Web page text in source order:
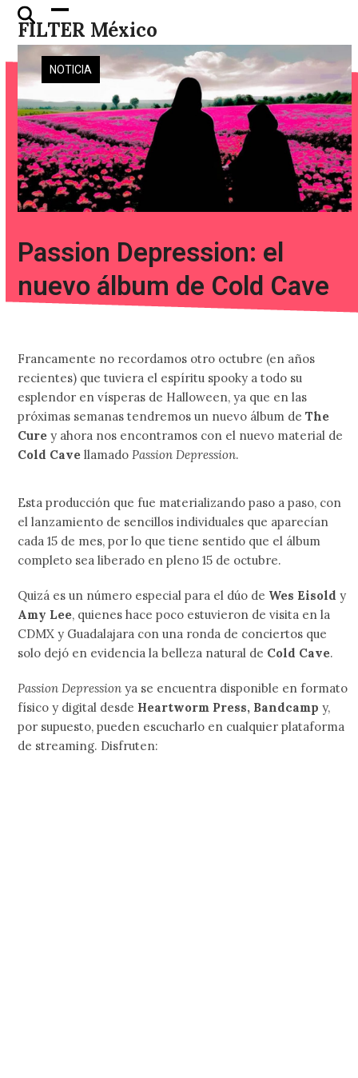
Skip
content
FILTER México
Open
mobile
menu
Close
mobile
menu
NOTICIA
Passion Depression: el
nuevo álbum de Cold Cave
Francamente no recordamos otro octubre (en años
recientes) que tuviera el espíritu spooky a todo su
esplendor en vísperas de Halloween, ya que en las
próximas semanas tendremos un nuevo álbum deThe
Cure y ahora nos encontramos con el nuevo material de
Cold Cave llamadoPassion Depression.
Esta producción que fue materializando paso a paso, con
el lanzamiento de sencillos individuales que aparecían
cada 15 de mes, por lo que tiene sentido que el álbum
completo sea liberado en pleno 15 de octubre.
Quizá es un número especial para el dúo de Wes Eisoldy
Amy Lee, quienes hace poco estuvieron de visita en la
CDMX y Guadalajara con una ronda de conciertos que
solo dejó en evidencia la belleza natural de Cold Cave.
Passion Depression ya se encuentra disponible en formato
físico y digital desde Heartworm Press, Bandcamp y,
por supuesto, pueden escucharlo en cualquier plataforma
de streaming. Disfruten: